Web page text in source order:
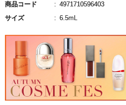
商品コード
4971710596403
サイズ
6.5mL